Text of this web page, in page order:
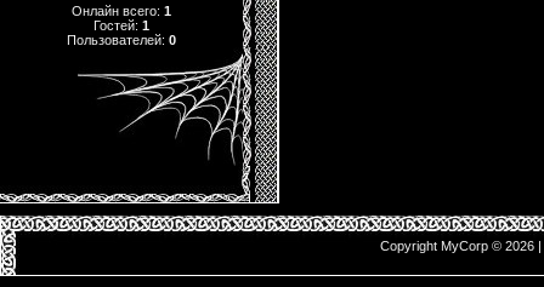
Онлайн всего: 1
Гостей: 1
Пользователей: 0
Copyright MyCorp © 2026 |